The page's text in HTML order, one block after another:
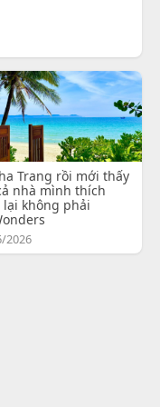
Trang rồi mới thấy
nhà mình thích
lại không phải
2026